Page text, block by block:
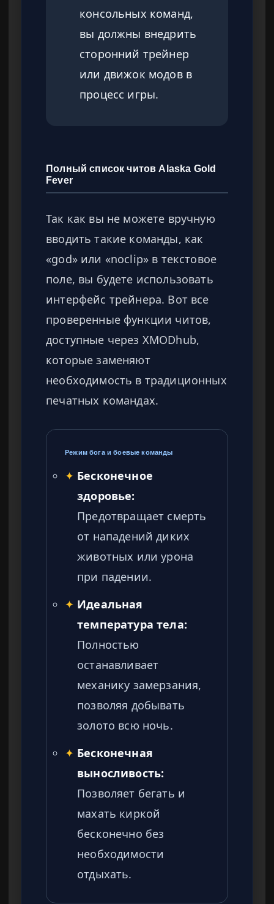
консольных команд,
вы должны внедрить
сторонний трейнер
или движок модов в
процесс игры.
Полный список читов Alaska Gold
Fever
Так как вы не можете вручную
вводить такие команды, как
«god» или «noclip» в текстовое
поле, вы будете использовать
интерфейс трейнера. Вот все
проверенные функции читов,
доступные через XMODhub,
которые заменяют
необходимость в традиционных
печатных командах.
Режим бога и боевые команды
✦ Бесконечное
здоровье:
Предотвращает смерть
от нападений диких
животных или урона
при падении.
✦ Идеальная
температура тела:
Полностью
останавливает
механику замерзания,
позволяя добывать
золото всю ночь.
✦ Бесконечная
выносливость:
Позволяет бегать и
махать киркой
бесконечно без
необходимости
отдыхать.